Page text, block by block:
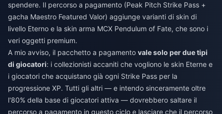
spendere. Il percorso a pagamento (Peak Pitch Strike Pass +
gacha Maestro Featured Valor) aggiunge varianti di skin di
livello Eterno e la skin arma MCX Pendulum of Fate, che sono i
veri oggetti premium.
A mio avviso, il pacchetto a pagamento vale solo per due tipi
di giocatori: i collezionisti accaniti che vogliono le skin Eterne e
i giocatori che acquistano già ogni Strike Pass per la
progressione XP. Tutti gli altri — e intendo sinceramente oltre
l'80% della base di giocatori attiva — dovrebbero saltare il
percorso a pagamento in questo ciclo e lasciare che il percorso